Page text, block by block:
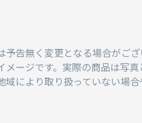
予告無く変更となる場合がござ
メージです。実際の商品は写真
域により取り扱っていない場